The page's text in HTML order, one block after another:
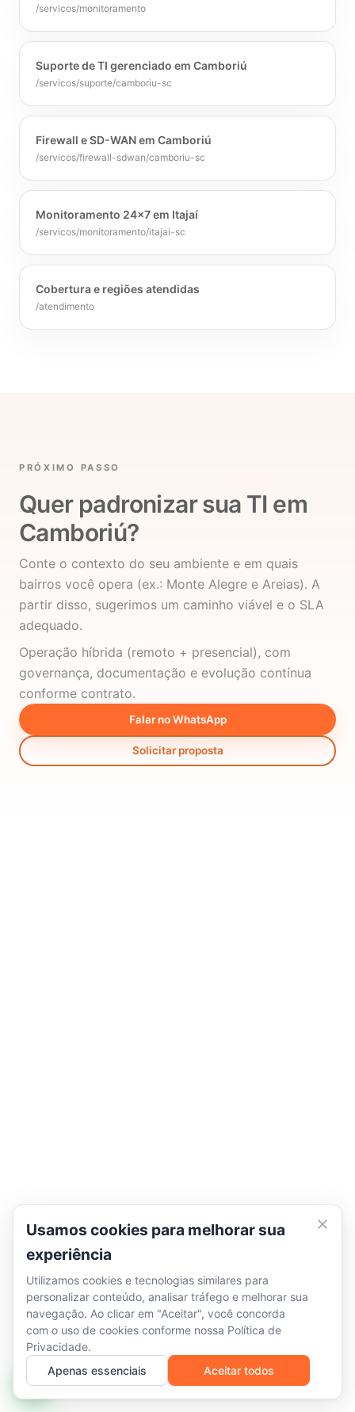
/servicos/monitoramento
Suporte de TI gerenciado em Camboriú
/servicos/suporte/camboriu-sc
Firewall e SD-WAN em Camboriú
/servicos/firewall-sdwan/camboriu-sc
Monitoramento 24x7 em Itajaí
/servicos/monitoramento/itajai-sc
Cobertura e regiões atendidas
/atendimento
PRÓXIMO PASSO
Quer padronizar sua TI em
Camboriú?
Conte o contexto do seu ambiente e em quais
bairros você opera (ex.: Monte Alegre e Areias). A
partir disso, sugerimos um caminho viável e o SLA
adequado.
Operação híbrida (remoto + presencial), com
governança, documentação e evolução contínua
conforme contrato.
Falar no WhatsApp
Solicitar proposta
Usamos cookies para melhorar sua
experiência
Utilizamos cookies e tecnologias similares para
personalizar conteúdo, analisar tráfego e melhorar sua
navegação. Ao clicar em "Aceitar", você concorda
com o uso de cookies conforme nossa Política de
Privacidade.
Apenas essenciais
Aceitar todos